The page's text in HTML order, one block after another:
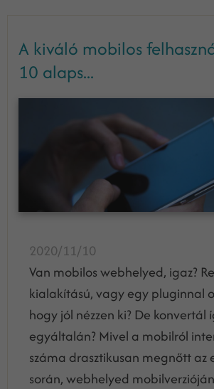
A kiváló mobilos
10 alaps...
2020/11/10
Van mobilos webhelyed, igaz?
kialakítású, vagy egy pluginnal
hogy jól nézzen ki? De konvertál
egyáltalán? Mivel a mobilról
száma drasztikusan megnőtt az
során, webhelyed